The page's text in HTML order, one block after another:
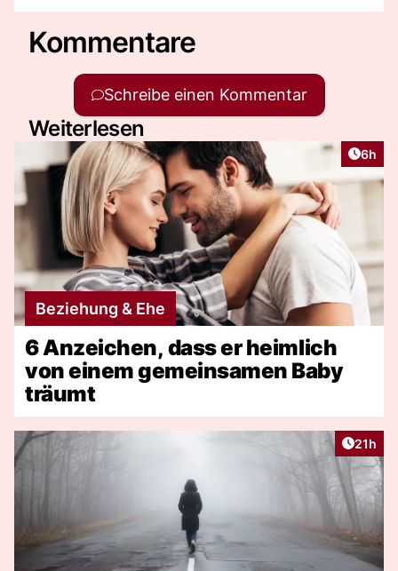
Kommentare
Schreibe einen Kommentar
Weiterlesen
6h
Beziehung & Ehe
6 Anzeichen, dass er heimlich
von einem gemeinsamen Baby
träumt
Artikel
21h